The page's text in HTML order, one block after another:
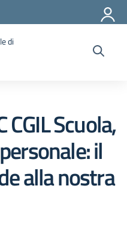
di
Scuola,
il
alla nostra